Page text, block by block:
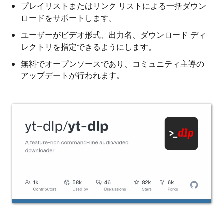
プレイリストまたはリンク リストによる一括ダウン
ロードをサポートします。
ユーザーがビデオ形式、出力名、ダウンロード ディ
レクトリを指定できるようにします。
無料でオープンソースであり、コミュニティ主導の
アップデートが行われます。